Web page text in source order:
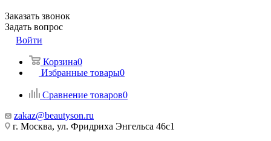
Заказать звонок
Задать вопрос
Войти
Корзина0
Избранные товары0
Сравнение товаров0
zakaz@beautyson.ru
г. Москва, ул. Фридриха Энгельса 46с1